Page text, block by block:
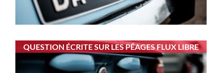
QUESTION ÉCRITE SUR LES PÉAGES FLUX LIBRE